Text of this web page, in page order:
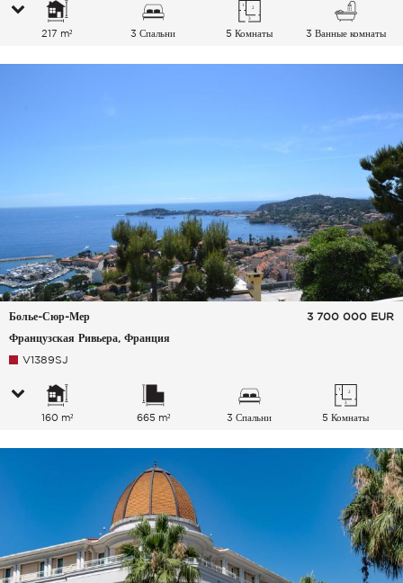
217 m² 3 Спальни 5 Комнаты 3 Ванные комнаты
Болье-Сюр-Мер
Французская Ривьера, Франция
3 700 000 EUR
V1389SJ
160 m² 665 m² 3 Спальни 5 Комнаты